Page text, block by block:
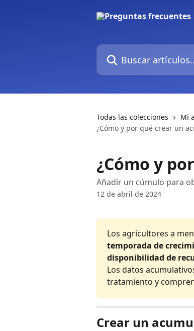
Buscar artículos...
Todas las colecciones Mi
¿Cómo y por qué crear un
¿Cómo y
Añadir un cúmulo para
12 de abril de 2024
Los agricultores a
temporada de
disponibilidad de
Los datos
tratamiento y
Crear un